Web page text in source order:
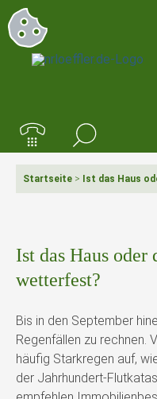
Startseite > Ist das Haus
Ist das Haus oder
wetterfest?
Bis in den September
Regenfällen zu rechnen.
häufig Starkregen auf,
der Jahrhundert-